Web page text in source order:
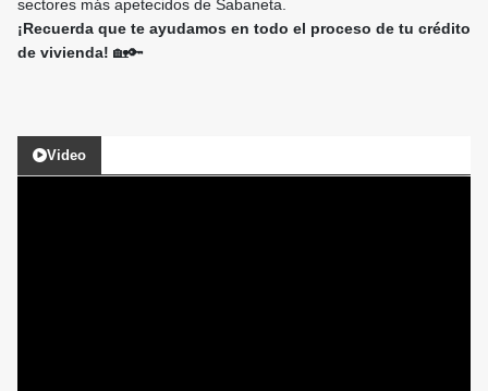
sectores más apetecidos de Sabaneta.
¡Recuerda que te ayudamos en todo el proceso de tu crédito
de vivienda! 🏡🔑
Video